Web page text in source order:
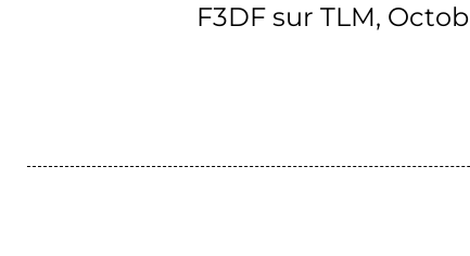
F3DF sur TLM,